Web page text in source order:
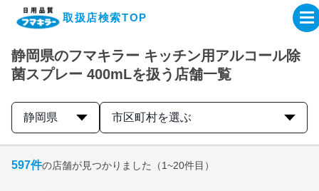
取扱店検索TOP
企業・IR情報サイト
製品情報サイト
静岡県のフマキラー キッチン用アルコール除
菌スプレー 400mLを扱う店舗一覧
静岡県 市区町村を選ぶ
597件の店舗が見つかりました （1~20件目）